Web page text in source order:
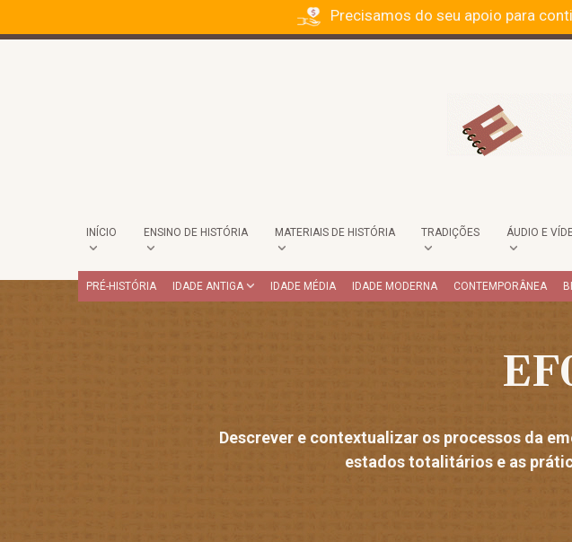
Precisamos do seu apoio para
INÍCIO ENSINO DE HISTÓRIA MATERIAIS DE HISTÓRIA TRADIÇÕES ÁUDIO E
PRÉ-HISTÓRIA IDADE ANTIGA IDADE MÉDIA IDADE MODERNA CONTEMPORÂNEA
Descrever e contextualizar os processos da
estados totalitários e as